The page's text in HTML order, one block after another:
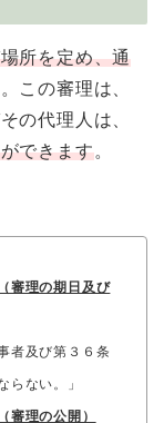
所を定め、通
この審理は、
の代理人は、
できます。
審理の期日及び
者及び第３６条
らない。」
審理の公開）